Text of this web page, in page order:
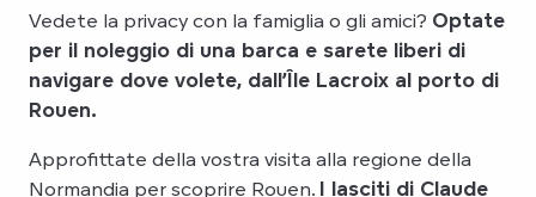
Vedete la privacy con la famiglia o gli amici? Optate
per il noleggio di una barca e sarete liberi di
navigare dove volete, dall’Île Lacroix al porto di
Rouen.
Approfittate della vostra visita alla regione della
Normandia per scoprire Rouen. I lasciti di Claude